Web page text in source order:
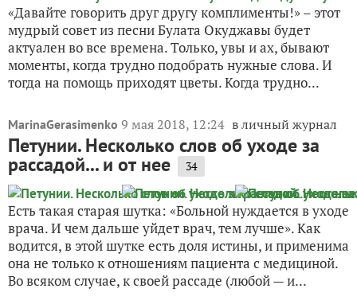
«Давайте говорить друг другу комплименты!» – этот
мудрый совет из песни Булата Окуджавы будет
актуален во все времена. Только, увы и ах, бывают
моменты, когда трудно подобрать нужные слова. И
тогда на помощь приходят цветы. Когда трудно...
MarinaGerasimenko 9 мая 2018, 12:24 в личный журнал
Петунии. Несколько слов об уходе за
рассадой... и от нее 34
Есть такая старая шутка: «Больной нуждается в уходе
врача. И чем дальше уйдет врач, тем лучше». Как
водится, в этой шутке есть доля истины, и применима
она не только к отношениям пациента с медициной.
Во всяком случае, к своей рассаде (любой — и...